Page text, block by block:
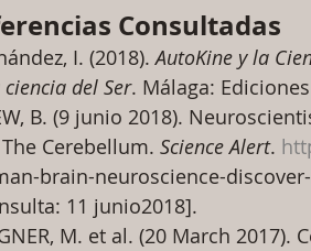
Consultadas
I. (2018). AutoKine y la
ciencia del Ser. Málaga:
B. (9 junio 2018).
Cerebellum. Science Alert.
brain-neuroscience-
11 junio2018].
M. et al. (20 March